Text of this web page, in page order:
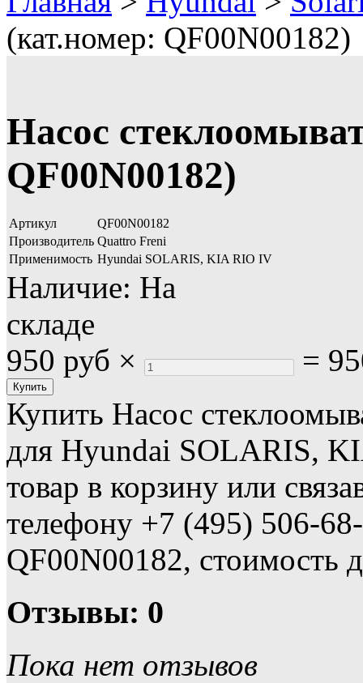
(кат.номер: QF00N00182)
Насос
QF00N00182)
Артикул
QF00N00182
Производитель Quattro Freni
Применимость Hyundai SOLARIS, KIA RIO IV
Наличие: На
складе
950 руб × =
Купить Насос
для Hyundai SOLARIS,
товар в корзину или
телефону +7 (495) 506-
QF00N00182, стоимость
Отзывы: 0
Пока нет отзывов